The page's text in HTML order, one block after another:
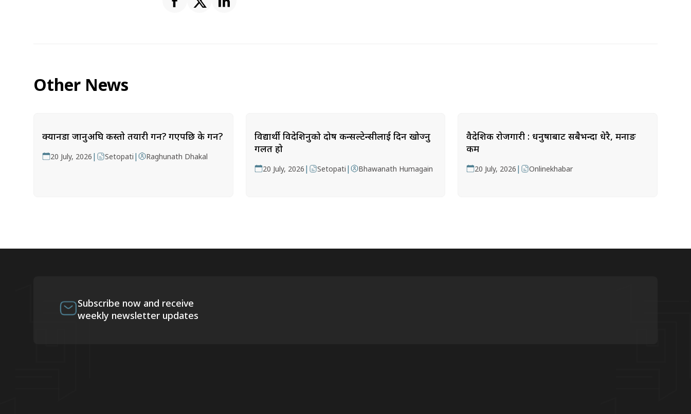
Other News
क्यानडा जानुअघि कस्तो तयारी गर्ने? गएपछि के गर्ने?
20 July, 2026 | Setopati | Raghunath Dhakal
विद्यार्थी विदेशिनुको दोष कन्सल्टेन्सीलाई दिन खोज्नु
गलत हो
20 July, 2026 | Setopati | Bhawanath Humagain
वैदेशिक रोजगारी : धनुषाबाट सबैभन्दा धेरै, मनाङ
कम
20 July, 2026 | Onlinekhabar
Subscribe now and receive
weekly newsletter updates